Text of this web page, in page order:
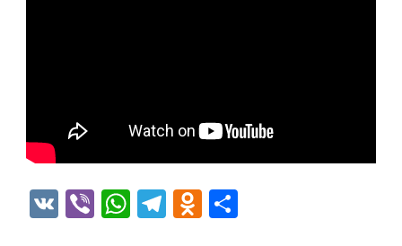
VK ViberWhatsApp
Telegram
Odnoklassniki